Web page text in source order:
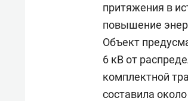
притяжения в
повышение
Объект
6 кВ от
комплектной
составила